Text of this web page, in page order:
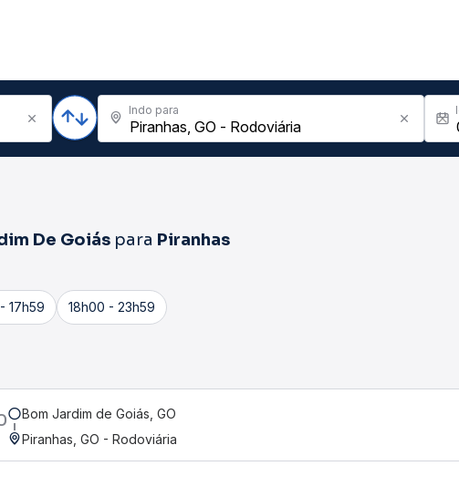
Indo para
De Goiás para Piranhas
17h59 18h00 - 23h59
Bom Jardim de Goiás, GO
Piranhas, GO - Rodoviária